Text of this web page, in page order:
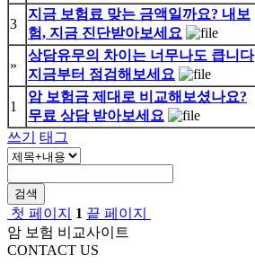
3
지금 보험료 맞는 금액일까요? 내보
험, 지금 진단받아보세요
»
상담유무의 차이는 너무나도 큽니다
지금부터 점검해보세요
1
암 보험금 제대로 비교해보셨나요?
무료 상담 받아보세요
쓰기
태그
검색
첫 페이지 1 끝 페이지
암 보험 비교사이트
CONTACT US